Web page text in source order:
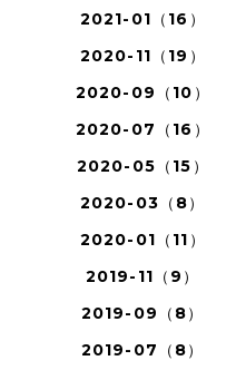
2021-01（16）
2020-11（19）
2020-09（10）
2020-07（16）
2020-05（15）
2020-03（8）
2020-01（11）
2019-11（9）
2019-09（8）
2019-07（8）